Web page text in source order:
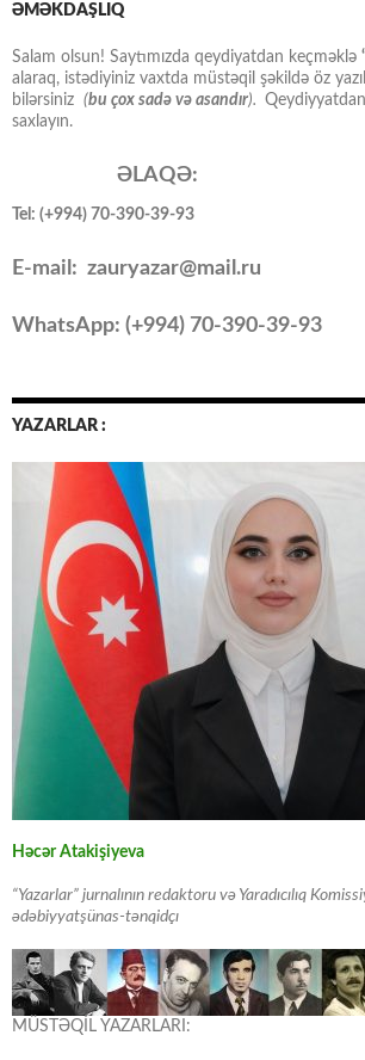
ƏMƏKDAŞLIQ
Salam olsun! Saytımızda qeydiyatdan keçməklə
alaraq, istədiyiniz vaxtda müstəqil şəkildə öz
bilərsiniz (bu çox sadə və asandır).
saxlayın.
ƏLAQƏ:
Tel: (+994) 70-390-39-93
E-mail: zauryazar@mail.ru
WhatsApp: (+994) 70-390-39-93
YAZARLAR :
Həcər Atakişiyeva
“Yazarlar” jurnalının redaktoru və Yaradıcılıq
ədəbiyyatşünas-tənqidçı
MÜSTƏQİL YAZARLARI: